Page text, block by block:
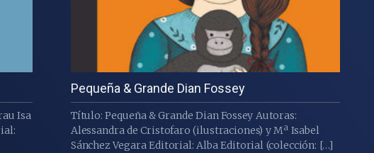
Isa
Pequeña & Grande Dian Fossey
Título: Pequeña & Grande Dian Fossey Autoras:
Alessandra de Cristofaro (ilustraciones) y Mª Isabel
Sánchez Vegara Editorial: Alba Editorial (colección: […]